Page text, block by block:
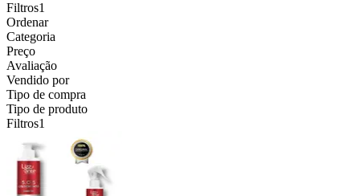
Filtros1
Ordenar
Categoria
Preço
Avaliação
Vendido por
Tipo de compra
Tipo de produto
Filtros1